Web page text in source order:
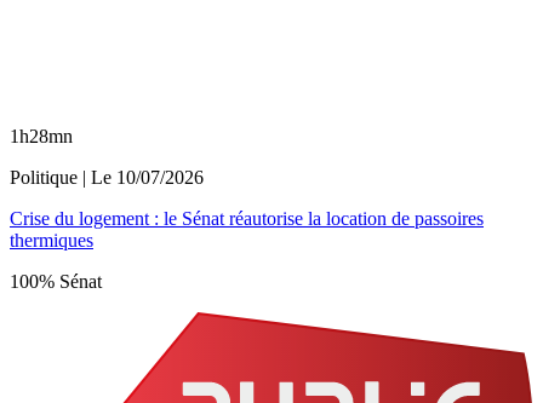
1h28mn
Politique | Le 10/07/2026
Crise du logement : le Sénat réautorise la location de passoires
thermiques
100% Sénat